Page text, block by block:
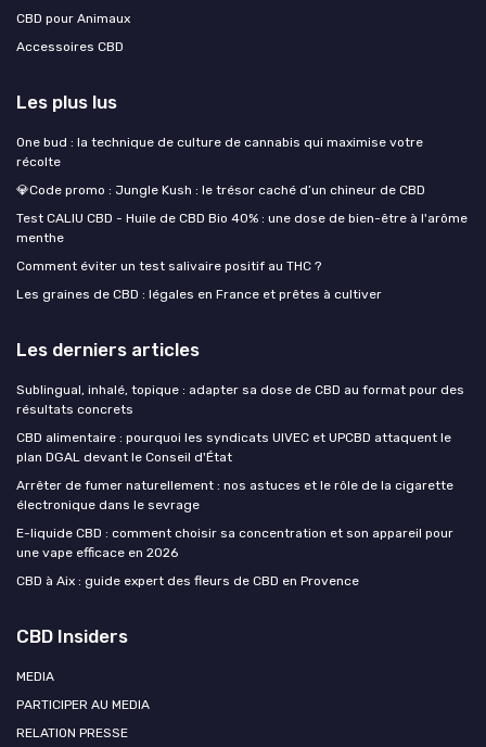
CBD pour Animaux
Accessoires CBD
Les plus lus
One bud : la technique de culture de cannabis qui maximise votre
récolte
💎Code promo : Jungle Kush : le trésor caché d’un chineur de CBD
Test CALIU CBD - Huile de CBD Bio 40% : une dose de bien-être à l'arôme
menthe
Comment éviter un test salivaire positif au THC ?
Les graines de CBD : légales en France et prêtes à cultiver
Les derniers articles
Sublingual, inhalé, topique : adapter sa dose de CBD au format pour des
résultats concrets
CBD alimentaire : pourquoi les syndicats UIVEC et UPCBD attaquent le
plan DGAL devant le Conseil d'État
Arrêter de fumer naturellement : nos astuces et le rôle de la cigarette
électronique dans le sevrage
E-liquide CBD : comment choisir sa concentration et son appareil pour
une vape efficace en 2026
CBD à Aix : guide expert des fleurs de CBD en Provence
CBD Insiders
MEDIA
PARTICIPER AU MEDIA
RELATION PRESSE